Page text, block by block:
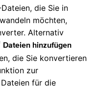
die Sie in
möchten,
Alternativ
Dateien hinzufügen
die Sie konvertieren
zur
für die